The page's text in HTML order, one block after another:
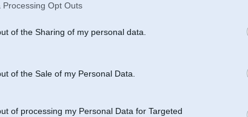
Processing Opt Outs
of the Sharing of my personal data.
of the Sale of my Personal Data.
of processing my Personal Data for Targeted